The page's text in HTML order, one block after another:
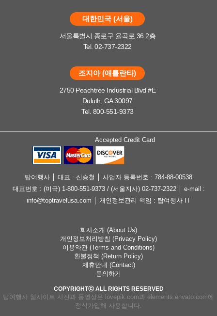
대한민국 (서울)
서울특별시 종로구 율곡로 36 2층
Tel. 02-737-2322
조지아 (애틀란타)
2750 Peachtree Industrial Blvd #E
Duluth, GA 30097
Tel. 800-551-9373
Accepted Credit Card
탑여행사 │ 대표 : 신승철 │ 사업자 등록번호 : 784-88-00538
대표번호 : (미국) 1-800-551-9373 / (서울지사) 02-737-2322 │ e-mail :
info@toptravelusa.com │ 개인정보관리 책임 : 탑여행사 IT
회사소개 (About Us)
개인정보처리방침 (Privacy Policy)
이용약관 (Terms and Conditions)
환불정책 (Return Policy)
제휴안내 (Contact)
문의하기
COPYRIGHTⓒ ALL RIGHTS RESERVED
탑여행사 웹사이트 사진과 동영상은 lovepik.com과 elements.envato.com에
정식가입해 사용합니다.